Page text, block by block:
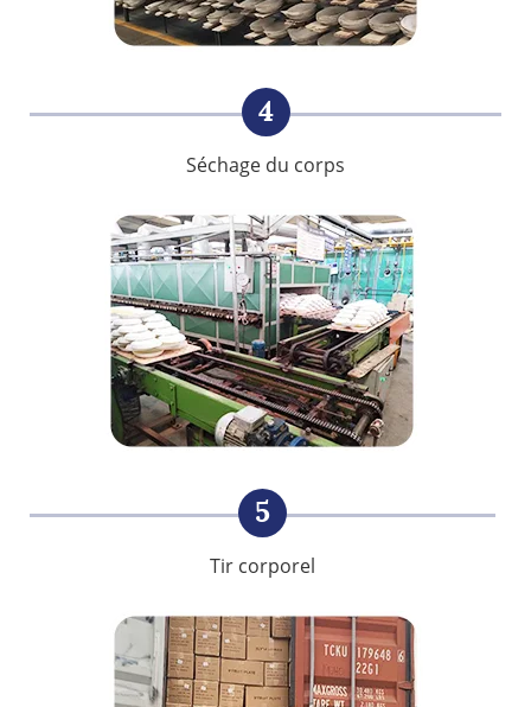
4
Séchage du corps
5
Tir corporel